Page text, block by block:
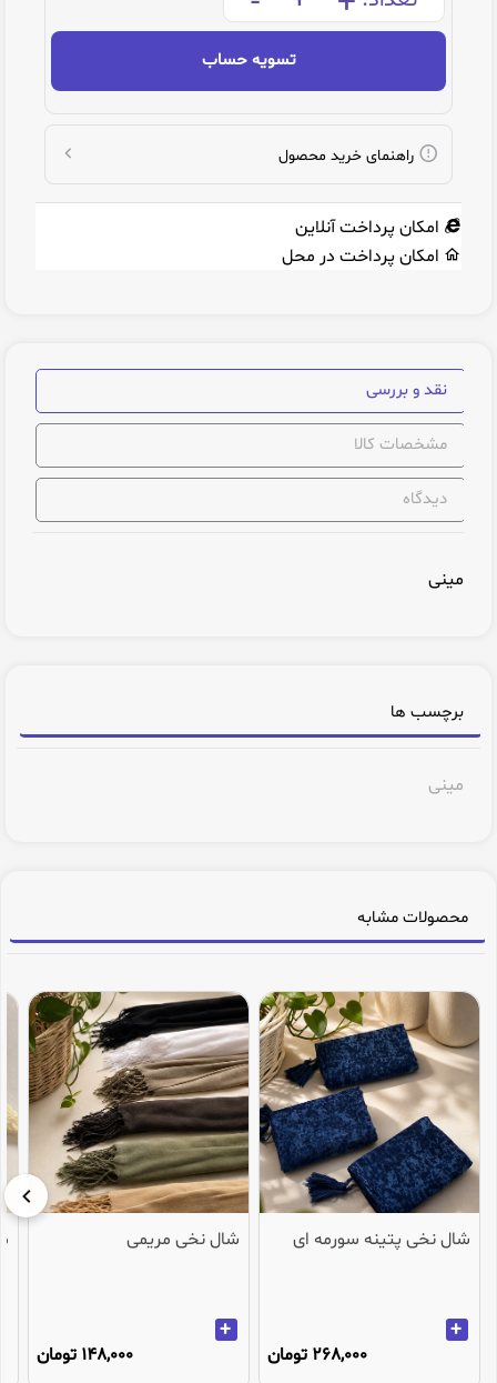
تسویه حساب
راهنمای خرید محصول
امکان پرداخت آنلاین
امکان پرداخت در محل
نقد و بررسی
مشخصات کالا
دیدگاه
مینی
برچسب ها
مینی
محصولات مشابه
شال نخی پتینه سورمه ای
+
268,000 تومان
شال نخی مریمی
+
148,000 تومان